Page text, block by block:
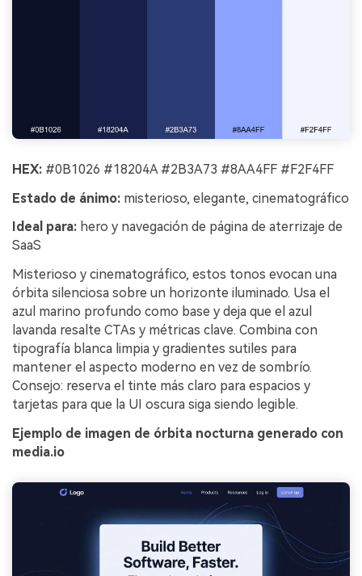
HEX: #0B1026 #18204A #2B3A73 #8AA4FF #F2F4FF
Estado de ánimo: misterioso, elegante, cinematográfico
Ideal para: hero y navegación de página de aterrizaje de
SaaS
Misterioso y cinematográfico, estos tonos evocan una
órbita silenciosa sobre un horizonte iluminado. Usa el
azul marino profundo como base y deja que el azul
lavanda resalte CTAs y métricas clave. Combina con
tipografía blanca limpia y gradientes sutiles para
mantener el aspecto moderno en vez de sombrío.
Consejo: reserva el tinte más claro para espacios y
tarjetas para que la UI oscura siga siendo legible.
Ejemplo de imagen de órbita nocturna generado con
media.io